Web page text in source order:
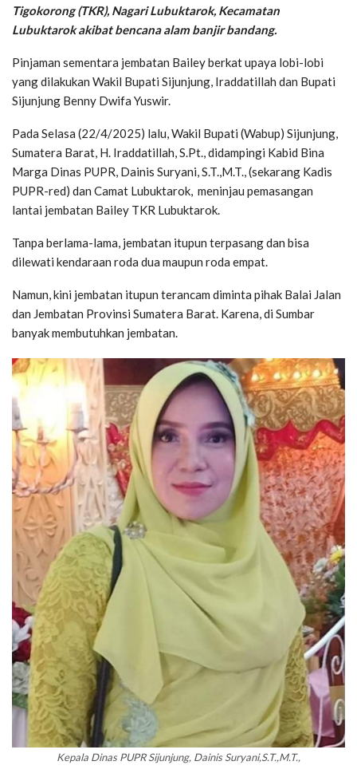
Tigokorong (TKR), Nagari Lubuktarok, Kecamatan
Lubuktarok akibat bencana alam banjir bandang.
Pinjaman sementara jembatan Bailey berkat upaya lobi-lobi
yang dilakukan Wakil Bupati Sijunjung, Iraddatillah dan Bupati
Sijunjung Benny Dwifa Yuswir.
Pada Selasa (22/4/2025) lalu, Wakil Bupati (Wabup) Sijunjung,
Sumatera Barat, H. Iraddatillah, S.Pt., didampingi Kabid Bina
Marga Dinas PUPR, Dainis Suryani, S.T.,M.T., (sekarang Kadis
PUPR-red) dan Camat Lubuktarok, meninjau pemasangan
lantai jembatan Bailey TKR Lubuktarok.
Tanpa berlama-lama, jembatan itupun terpasang dan bisa
dilewati kendaraan roda dua maupun roda empat.
Namun, kini jembatan itupun terancam diminta pihak Balai Jalan
dan Jembatan Provinsi Sumatera Barat. Karena, di Sumbar
banyak membutuhkan jembatan.
Kepala Dinas PUPR Sijunjung, Dainis Suryani,S.T.,M.T.,